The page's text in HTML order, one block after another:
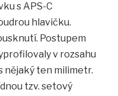
s APS-C
hlavičku.
Postupem
v rozsahu
nějaký ten milimetr.
tzv. setový